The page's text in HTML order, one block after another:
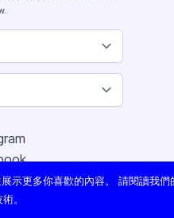
示更多你喜歡的內容。 請閱讀我們
。